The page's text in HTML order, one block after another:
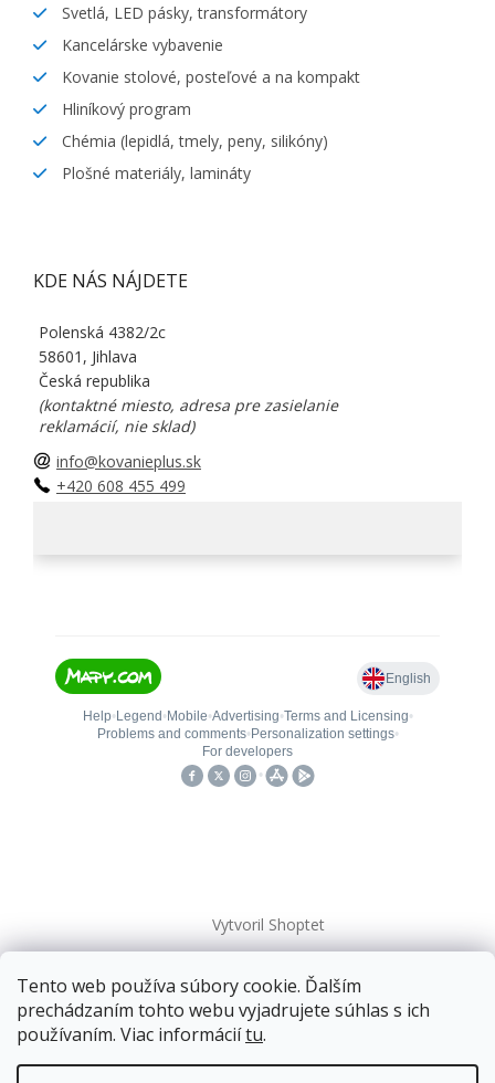
Tento web používa súbory cookie. Ďalším
prechádzaním tohto webu vyjadrujete súhlas s ich
používaním. Viac informáciítu.
Doprava zadarmopre balíkové zásielky v hodnote
Svetlá, LED pásky, transformátory
Kancelárske vybavenie
Kovanie stolové, posteľové a na kompakt
Hliníkový program
Chémia (lepidlá, tmely, peny, silikóny)
Plošné materiály, lamináty
KDE NÁS NÁJDETE
Polenská 4382/2c
58601, Jihlava
Česká republika
(kontaktné miesto, adresa pre zasielanie
reklamácií, nie sklad)
info@kovanieplus.sk
+420 608 455 499
Vytvoril Shoptet
Copyright 2026kovanieplus. Všetky práva vyhradené.